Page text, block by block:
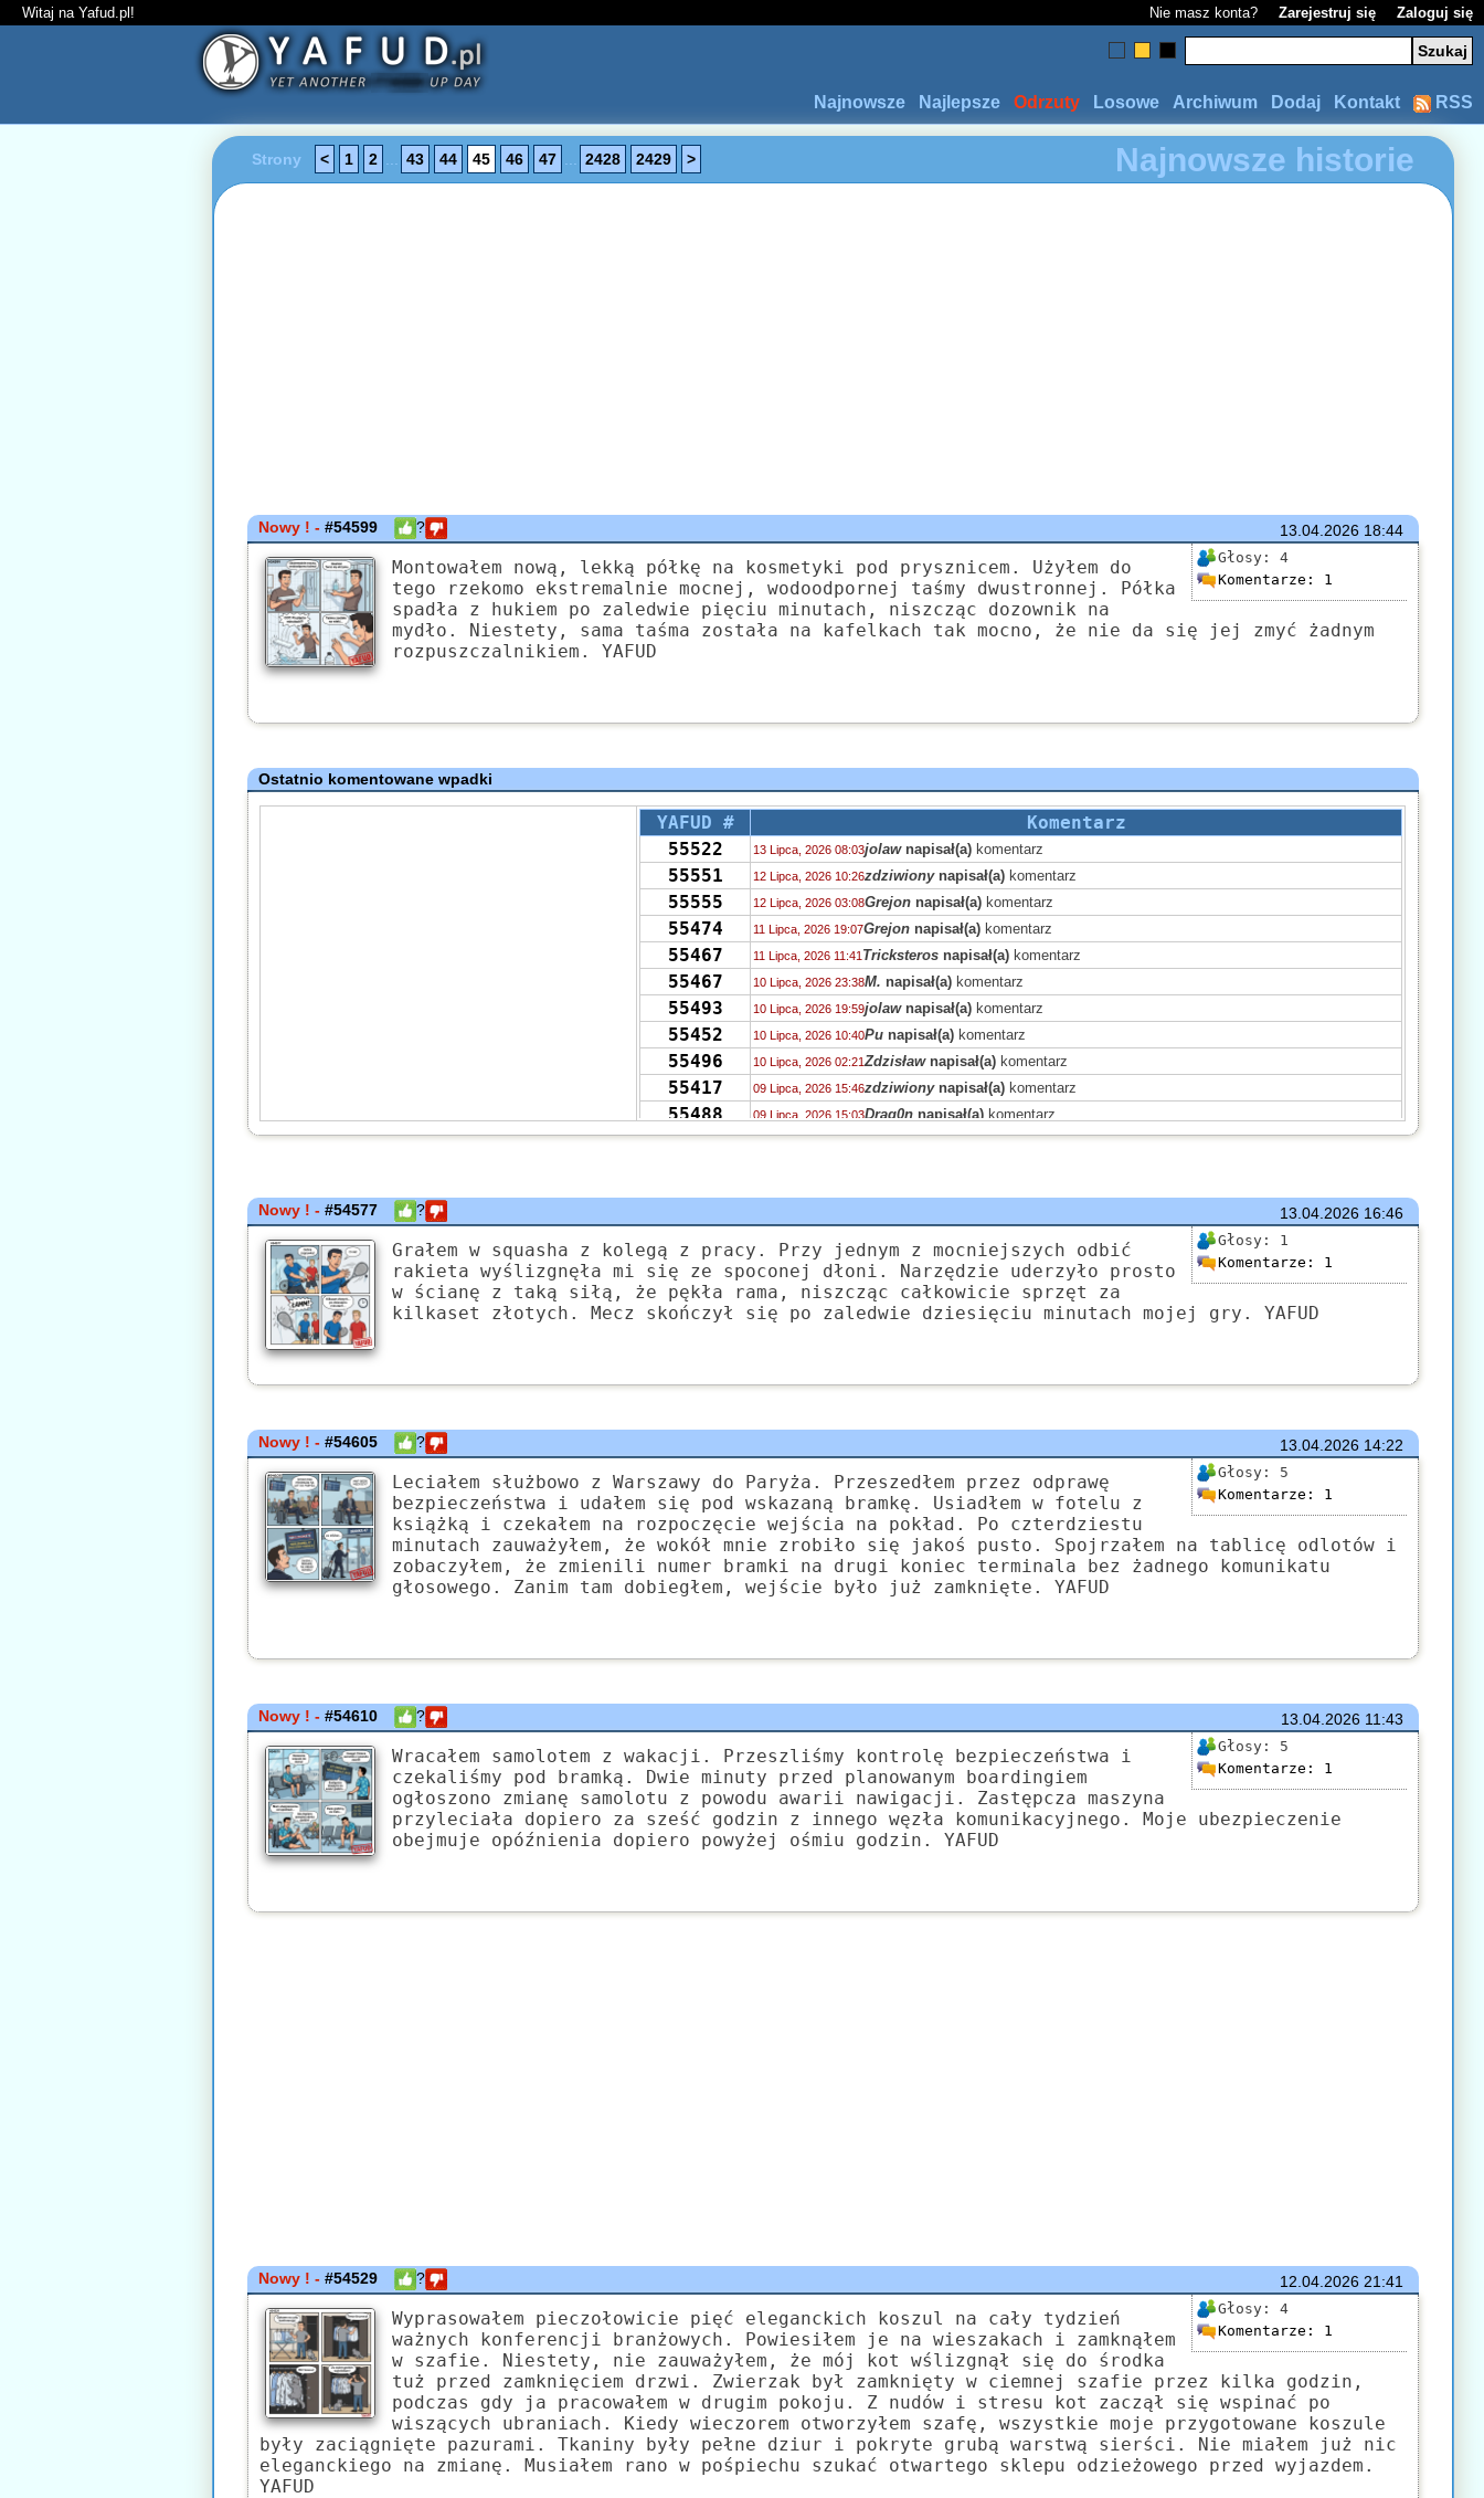
Witaj na Yafud.pl! Nie masz konta? Zarejestruj się Zaloguj się
RSS
Kontakt
Dodaj
Archiwum
Losowe
Odrzuty
Najlepsze
Najnowsze
Najnowsze historie
Strony < 1 2 43 44 45 46 47 2428 2429 >
13.04.202618:44
Nowy ! -#54599 ?
Głosy: 4
Komentarze: 1
Montowałem nową, lekką półkę na kosmetyki pod prysznicem. Użyłem do
tego rzekomo ekstremalnie mocnej, wodoodpornej taśmy dwustronnej. Półka
spadła z hukiem po zaledwie pięciu minutach, niszcząc dozownik na
mydło. Niestety, sama taśma została na kafelkach tak mocno, że nie da się jej zmyć żadnym
rozpuszczalnikiem. YAFUD
Ostatnio komentowane wpadki
YAFUD #
Komentarz
55522
13 Lipca, 2026 08:03jolawnapisał(a) komentarz
55551 12 Lipca, 2026 10:26zdziwionynapisał(a) komentarz
55555 12 Lipca, 2026 03:08Grejon napisał(a) komentarz
55474 11 Lipca, 2026 19:07Grejon napisał(a) komentarz
55467 11 Lipca, 2026 11:41 Tricksteros napisał(a) komentarz
55467 10 Lipca, 2026 23:38M. napisał(a) komentarz
55493 10 Lipca, 2026 19:59jolawnapisał(a) komentarz
55452 10 Lipca, 2026 10:40Pu napisał(a) komentarz
55496 10 Lipca, 2026 02:21Zdzisławnapisał(a) komentarz
55417 09 Lipca, 2026 15:46zdziwionynapisał(a) komentarz
55488 09 Lipca, 2026 15:03Drag0n napisał(a) komentarz
55470 08 Lipca, 2026 23:50PTPPnapisał(a)komentarz
55488 Mareknapisał(a)komentarz
37625 Trześnieskinapisał(a)komentarz
55488 06 Lipca, 2026 16:41Trześnieskinapisał(a)komentarz
55124 06 Lipca, 2026 15:14Xenonnapisał(a)komentarz
55480 06 Lipca, 2026 12:47zdziwionynapisał(a)komentarz
55424 05 Lipca, 2026 22:20 komentarz
13.04.202616:46
Nowy ! -#54577 ?
Głosy: 1
Komentarze: 1
Grałem w squasha z kolegą z pracy. Przy jednym z mocniejszych odbić
rakieta wyślizgnęła mi się ze spoconej dłoni. Narzędzie uderzyło prosto
w ścianę z taką siłą, że pękła rama, niszcząc całkowicie sprzęt za
kilkaset złotych. Mecz skończył się po zaledwie dziesięciu minutach mojej gry. YAFUD
13.04.202614:22
Nowy ! -#54605 ?
Głosy: 5
Komentarze: 1
Leciałem służbowo z Warszawy do Paryża. Przeszedłem przez odprawę
bezpieczeństwa i udałem się pod wskazaną bramkę. Usiadłem w fotelu z
książką i czekałem na rozpoczęcie wejścia na pokład. Po czterdziestu
minutach zauważyłem, że wokół mnie zrobiło się jakoś pusto. Spojrzałem na tablicę odlotów i
zobaczyłem, że zmienili numer bramki na drugi koniec terminala bez żadnego komunikatu
głosowego. Zanim tam dobiegłem, wejście było już zamknięte. YAFUD
13.04.202611:43
Nowy ! -#54610 ?
Głosy: 5
Komentarze: 1
Wracałem samolotem z wakacji. Przeszliśmy kontrolę bezpieczeństwa i
czekaliśmy pod bramką. Dwie minuty przed planowanym boardingiem
ogłoszono zmianę samolotu z powodu awarii nawigacji. Zastępcza maszyna
przyleciała dopiero za sześć godzin z innego węzła komunikacyjnego. Moje ubezpieczenie
obejmuje opóźnienia dopiero powyżej ośmiu godzin. YAFUD
12.04.202621:41
Nowy ! -#54529 ?
Głosy: 4
Komentarze: 1
Wyprasowałem pieczołowicie pięć eleganckich koszul na cały tydzień
ważnych konferencji branżowych. Powiesiłem je na wieszakach i zamknąłem
w szafie. Niestety, nie zauważyłem, że mój kot wślizgnął się do środka
tuż przed zamknięciem drzwi. Zwierzak był zamknięty w ciemnej szafie przez kilka godzin,
podczas gdy ja pracowałem w drugim pokoju. Z nudów i stresu kot zaczął się wspinać po
wiszących ubraniach. Kiedy wieczorem otworzyłem szafę, wszystkie moje przygotowane koszule
były zaciągnięte pazurami. Tkaniny były pełne dziur i pokryte grubą warstwą sierści. Nie miałem już nic
eleganckiego na zmianę. Musiałem rano w pośpiechu szukać otwartego sklepu odzieżowego przed wyjazdem.
YAFUD